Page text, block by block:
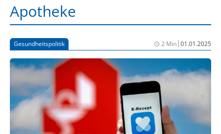
Apotheke
Gesundheitspolitik 2 Min|01.01.2025